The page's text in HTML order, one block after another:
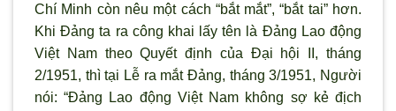
Chí Minh còn nêu một cách “bắt mắt”, “bắt tai” hơn.
Khi Đảng ta ra công khai lấy tên là Đảng Lao động
Việt Nam theo Quyết định của Đại hội II, tháng
2/1951, thì tại Lễ ra mắt Đảng, tháng 3/1951, Người
nói: “Đảng Lao động Việt Nam không sợ kẻ địch